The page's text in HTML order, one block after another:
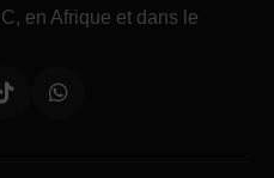
en Afrique et dans le